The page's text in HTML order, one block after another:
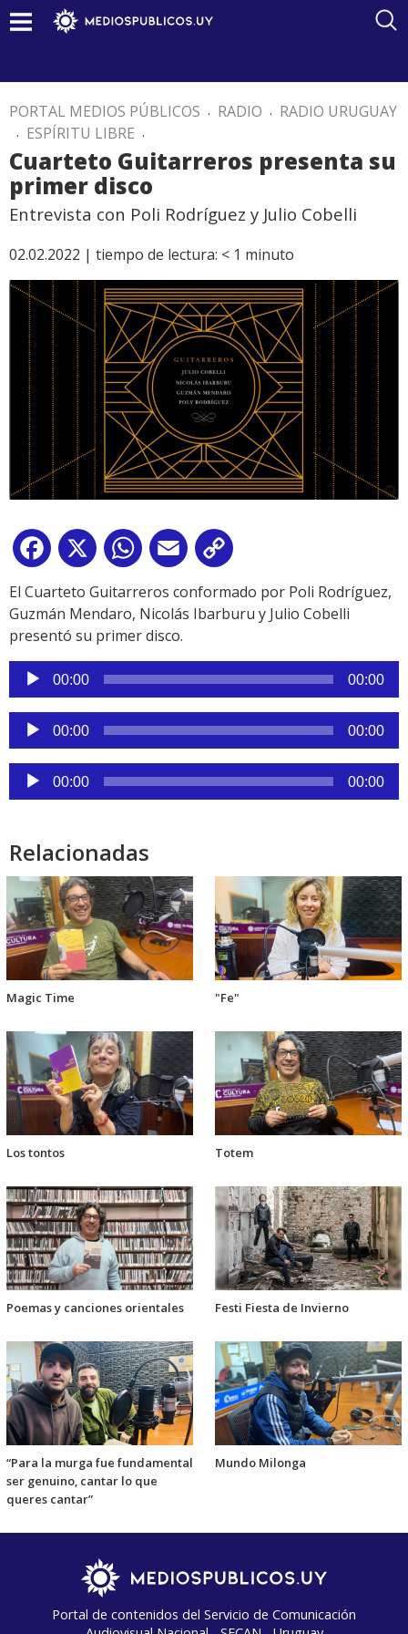
PORTAL MEDIOS PÚBLICOS . RADIO . RADIO URUGUAY
. ESPÍRITU LIBRE .
Cuarteto Guitarreros presenta su
primer disco
Entrevista con Poli Rodríguez y Julio Cobelli
02.02.2022 | tiempo de lectura: < 1 minuto
Facebook
X WhatsApp
Email
Link
El Cuarteto Guitarreros conformado por Poli Rodríguez,
Guzmán Mendaro, Nicolás Ibarburu y Julio Cobelli
presentó su primer disco.
Reproductor
de
audio
00:00 00:00
Reproductor
de
audio
00:00 00:00
Reproductor
de
00:00 00:00
Relacionadas
Magic Time "Fe"
Los tontos Totem
Poemas y canciones orientales Festi Fiesta de Invierno
“Para la murga fue fundamental
ser genuino, cantar lo que
queres cantar”
Mundo Milonga
Portal de contenidos del Servicio de Comunicación